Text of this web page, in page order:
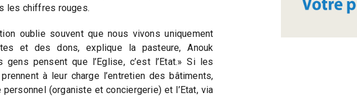
les chiffres rouges.
oublie souvent que nous vivons uniquement
et des dons, explique la pasteure, Anouk
gens pensent que l’Eglise, c’est l’Etat.» Si les
à leur charge l’entretien des bâtiments,
(organiste et conciergerie) et l’Etat, via